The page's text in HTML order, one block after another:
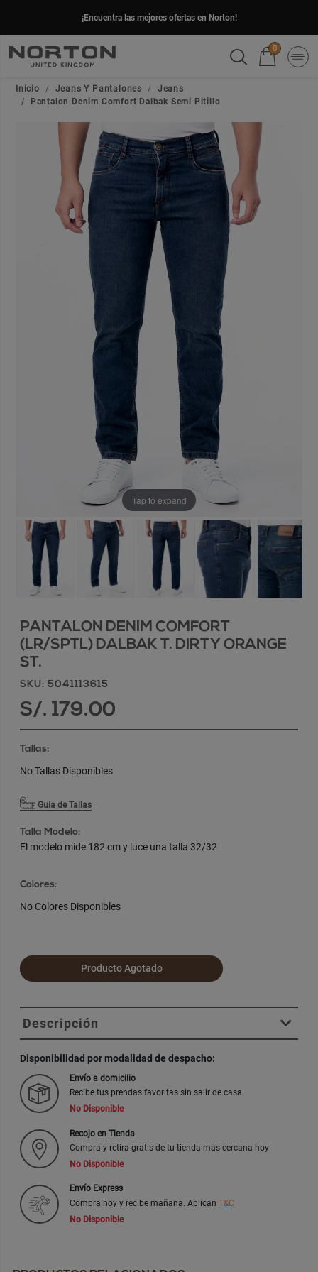
¡Encuentra las mejores ofertas en Norton!
0
Inicio Jeans Y Pantalones
Jeans
Pantalon Denim Comfort Dalbak Semi Pitillo
Tap to expand
PANTALON DENIM COMFORT
(LR/SPTL) DALBAK T. DIRTY ORANGE
ST.
SKU: 5041113615
S/. 179.00
Tallas:
No Tallas Disponibles
Guia de Tallas
Talla Modelo:
El modelo mide 182 cm y luce una talla 32/32
Colores:
No Colores Disponibles
Producto Agotado
Descripción
Disponibilidad por modalidad de despacho:
Envío a domicilio
Recibe tus prendas favoritas sin salir de casa
No Disponible
Recojo en Tienda
Compra y retira gratis de tu tienda mas cercana hoy
No Disponible
Envío Express
Compra hoy y recibe mañana. Aplican T&C
No Disponible